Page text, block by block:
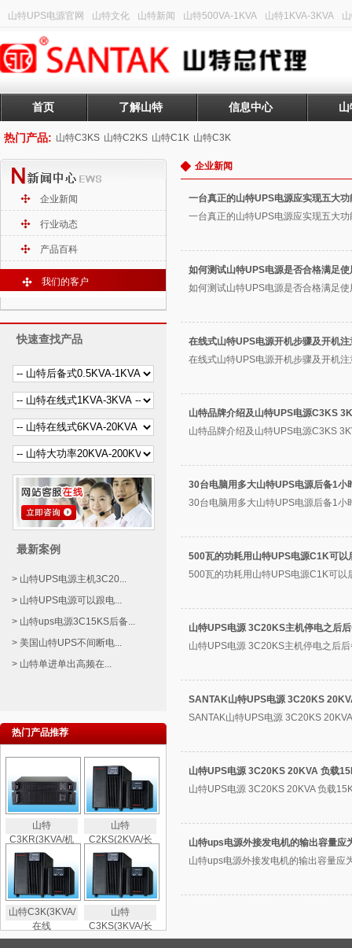
山特UPS电源官网 山特文化 山特新闻 山特500VA-1KVA 山特1KVA-3KVA
首页 了解山特 信息中心
热门产品: 山特C3KS 山特C2KS 山特C1K 山特C3K
企业新闻
行业动态
产品百科
我们的客户
快速查找产品
最新案例
> 山特UPS电源主机3C20...
> 山特UPS电源可以跟电...
> 山特ups电源3C15KS后备...
> 美国山特UPS不间断电...
> 山特单进单出高频在...
热门产品推荐
山特
C3KR(3KVA/机
山特
C2KS(2KVA/长
山特C3K(3KVA/
在线
山特
C3KS(3KVA/长
企业新闻
一台真正的山特UPS电源应实现五大功
一台真正的山特UPS电源应实现五大
如何测试山特UPS电源是否合格满足使
如何测试山特UPS电源是否合格满足
在线式山特UPS电源开机步骤及开机注
在线式山特UPS电源开机步骤及开机
山特品牌介绍及山特UPS电源C3KS
山特品牌介绍及山特UPS电源C3KS
30台电脑用多大山特UPS电源后备1小
30台电脑用多大山特UPS电源后备1
500瓦的功耗用山特UPS电源C1K可以
500瓦的功耗用山特UPS电源C1K可
山特UPS电源 3C20KS主机停电之后
山特UPS电源 3C20KS主机停电之后
SANTAK山特UPS电源 3C20KS
SANTAK山特UPS电源 3C20KS
山特UPS电源 3C20KS 20KVA 负载
山特UPS电源 3C20KS 20KVA 负载
山特ups电源外接发电机的输出容量应
山特ups电源外接发电机的输出容量应